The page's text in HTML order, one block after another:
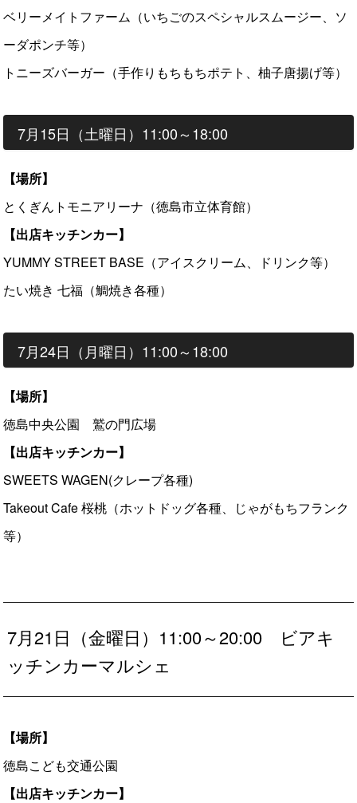
ベリーメイトファーム（いちごのスペシャルスムージー、ソ
ーダポンチ等）
トニーズバーガー（手作りもちもちポテト、柚子唐揚げ等）
7月15日（土曜日）11:00～18:00
【場所】
とくぎんトモニアリーナ（徳島市立体育館）
【出店キッチンカー】
YUMMY STREET BASE（アイスクリーム、ドリンク等）
たい焼き 七福（鯛焼き各種）
7月24日（月曜日）11:00～18:00
【場所】
徳島中央公園 鷲の門広場
【出店キッチンカー】
SWEETS WAGEN(クレープ各種)
Takeout Cafe 桜桃（ホットドッグ各種、じゃがもちフランク
等）
7月21日（金曜日）11:00～20:00 ビアキ
ッチンカーマルシェ
【場所】
徳島こども交通公園
【出店キッチンカー】